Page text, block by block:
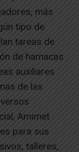
más
tipo de
tareas de
de hamacas
auxiliares
de las
Amimet
para sus
talleres,